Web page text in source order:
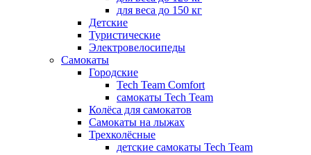
для веса до 150 кг
Детские
Туристические
Электровелосипеды
Самокаты
Городские
Tech Team Comfort
самокаты Tech Team
Колёса для самокатов
Самокаты на лыжах
Трехколёсные
детские самокаты Tech Team